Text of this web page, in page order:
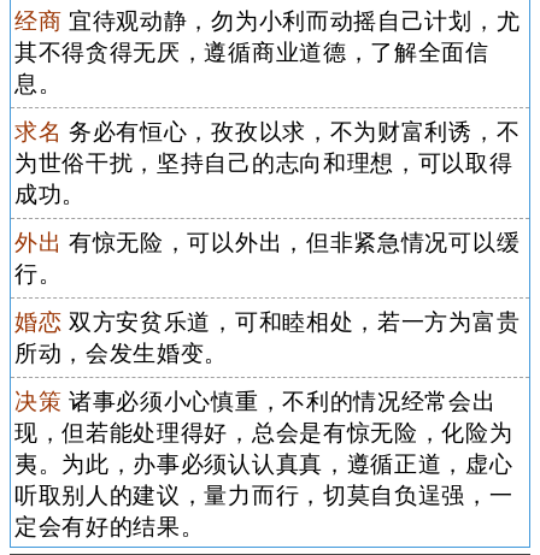
经商 宜待观动静，勿为小利而动摇自己计划，尤
其不得贪得无厌，遵循商业道德，了解全面信
息。
求名 务必有恒心，孜孜以求，不为财富利诱，不
为世俗干扰，坚持自己的志向和理想，可以取得
成功。
外出 有惊无险，可以外出，但非紧急情况可以缓
行。
婚恋 双方安贫乐道，可和睦相处，若一方为富贵
所动，会发生婚变。
决策 诸事必须小心慎重，不利的情况经常会出
现，但若能处理得好，总会是有惊无险，化险为
夷。为此，办事必须认认真真，遵循正道，虚心
听取别人的建议，量力而行，切莫自负逞强，一
定会有好的结果。